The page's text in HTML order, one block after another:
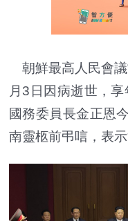
朝鮮最高人民會
月3日因病逝世，
國務委員長金正恩
南靈柩前弔唁，表示